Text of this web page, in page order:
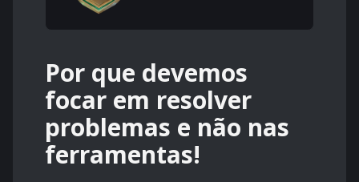
Por que devemos
focar em resolver
problemas e não nas
ferramentas!